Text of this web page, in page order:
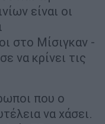
είναι οι
στο Μίσιγκαν -
να κρίνει τις
που ο
να χάσει.